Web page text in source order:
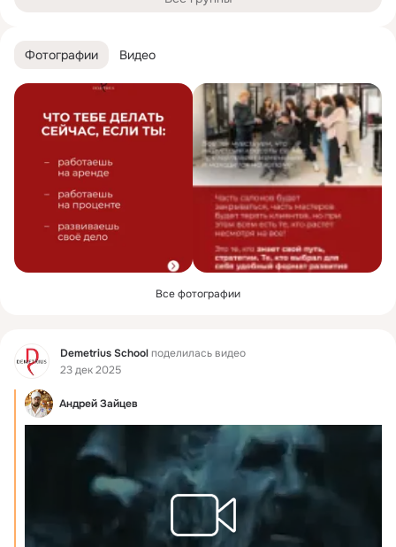
Фотографии Видео
Все фотографии
Фид Demetrius Schoolподелилась видео
23 дек 2025
Андрей Зайцев